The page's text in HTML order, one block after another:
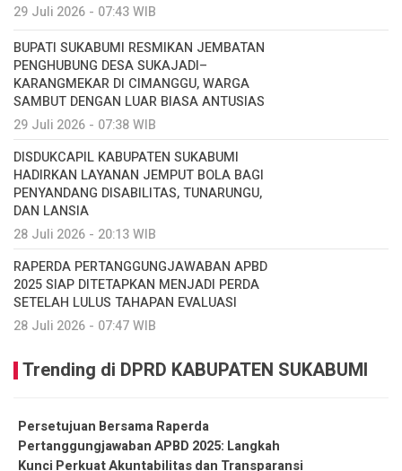
29 Juli 2026 - 07:43 WIB
BUPATI SUKABUMI RESMIKAN JEMBATAN
PENGHUBUNG DESA SUKAJADI–
KARANGMEKAR DI CIMANGGU, WARGA
SAMBUT DENGAN LUAR BIASA ANTUSIAS
29 Juli 2026 - 07:38 WIB
DISDUKCAPIL KABUPATEN SUKABUMI
HADIRKAN LAYANAN JEMPUT BOLA BAGI
PENYANDANG DISABILITAS, TUNARUNGU,
DAN LANSIA
28 Juli 2026 - 20:13 WIB
RAPERDA PERTANGGUNGJAWABAN APBD
2025 SIAP DITETAPKAN MENJADI PERDA
SETELAH LULUS TAHAPAN EVALUASI
28 Juli 2026 - 07:47 WIB
Trending di DPRD KABUPATEN SUKABUMI
Persetujuan Bersama Raperda
Pertanggungjawaban APBD 2025: Langkah
Kunci Perkuat Akuntabilitas dan Transparansi